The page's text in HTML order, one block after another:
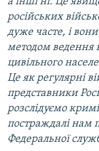
російських
дуже часте, і
методом ведення
цивільного
Це як регулярні
представники
розслідуємо
постраждалі нам
Федеральної